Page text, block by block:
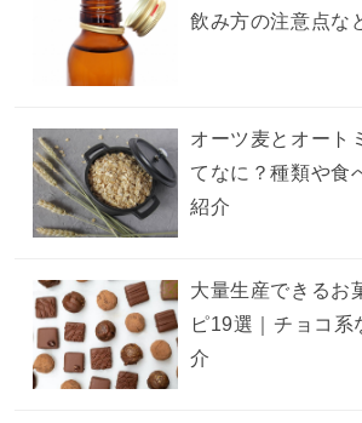
飲み方の注意点な
オーツ麦とオート
てなに？種類や食
紹介
大量生産できるお
ピ19選｜チョコ系
介